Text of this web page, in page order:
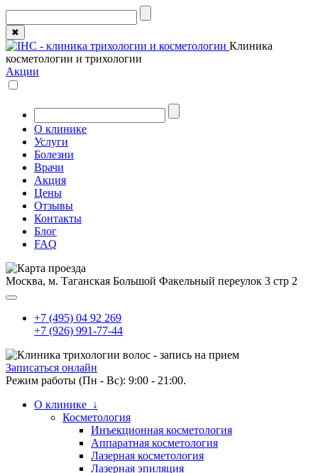
✖
Клиника
косметологии и трихологии
Акции
О клинике
Услуги
Болезни
Врачи
Акция
Цены
Отзывы
Контакты
Блог
FAQ
Москва, м. Таганская Большой Факельный переулок 3 стр 2
+7 (495) 04 92 269
+7 (926) 991-77-44
Записаться онлайн
Режим работы (Пн - Вс): 9:00 - 21:00.
О клинике ↓
Косметология
Инъекционная косметология
Аппаратная косметология
Лазерная косметология
Лазерная эпиляция